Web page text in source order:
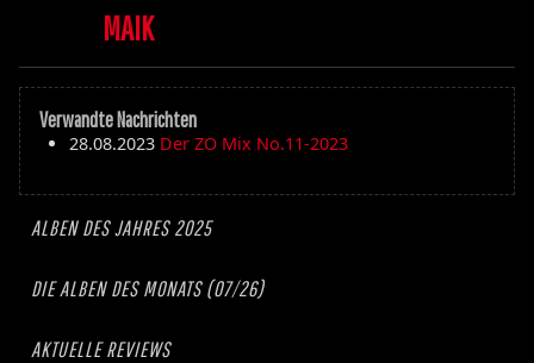
ALBEN DES JAHRES 2025
DIE ALBEN DES MONATS (07/26)
AKTUELLE REVIEWS
MAIK
Verwandte Nachrichten
28.08.2023 Der ZO Mix No.11-2023